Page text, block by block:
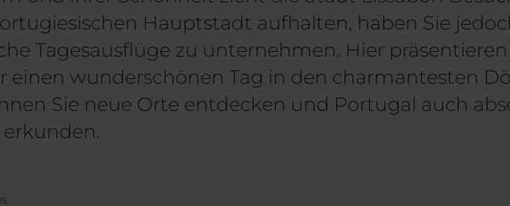
Hauptstadt aufhalten, haben Sie
Tagesausflüge zu unternehmen. Hier
einen wunderschönen Tag in den charmantesten
Sie neue Orte entdecken und Portugal auch